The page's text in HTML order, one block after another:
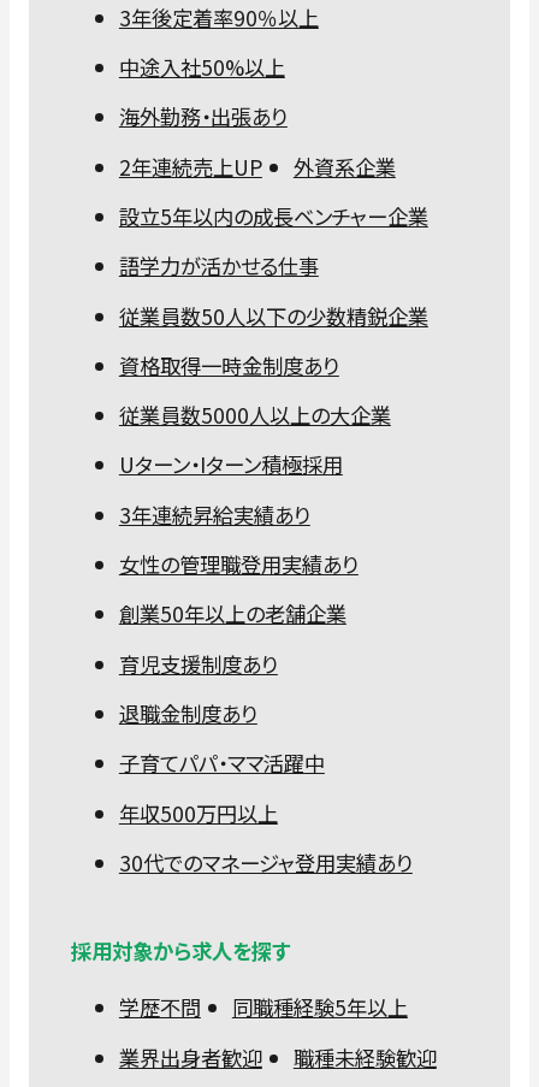
3年後定着率90％以上
中途入社50%以上
海外勤務・出張あり
2年連続売上UP
外資系企業
設立5年以内の成長ベンチャー企業
語学力が活かせる仕事
従業員数50人以下の少数精鋭企業
資格取得一時金制度あり
従業員数5000人以上の大企業
Uターン・Iターン積極採用
3年連続昇給実績あり
女性の管理職登用実績あり
創業50年以上の老舗企業
育児支援制度あり
退職金制度あり
子育てパパ・ママ活躍中
年収500万円以上
30代でのマネージャ登用実績あり
採用対象から求人を探す
学歴不問
同職種経験5年以上
業界出身者歓迎
職種未経験歓迎